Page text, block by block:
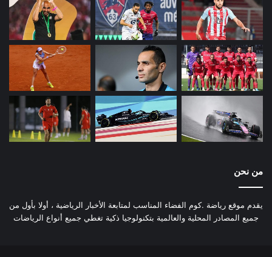
من نحن
يقدم موقع رياضة .كوم الفضاء المناسب لمتابعة الأخبار الرياضية ، أولا بأول من
جميع المصادر المحلية والعالمية بتكنولوجيا ذكية تغطي جميع أنواع الرياضات